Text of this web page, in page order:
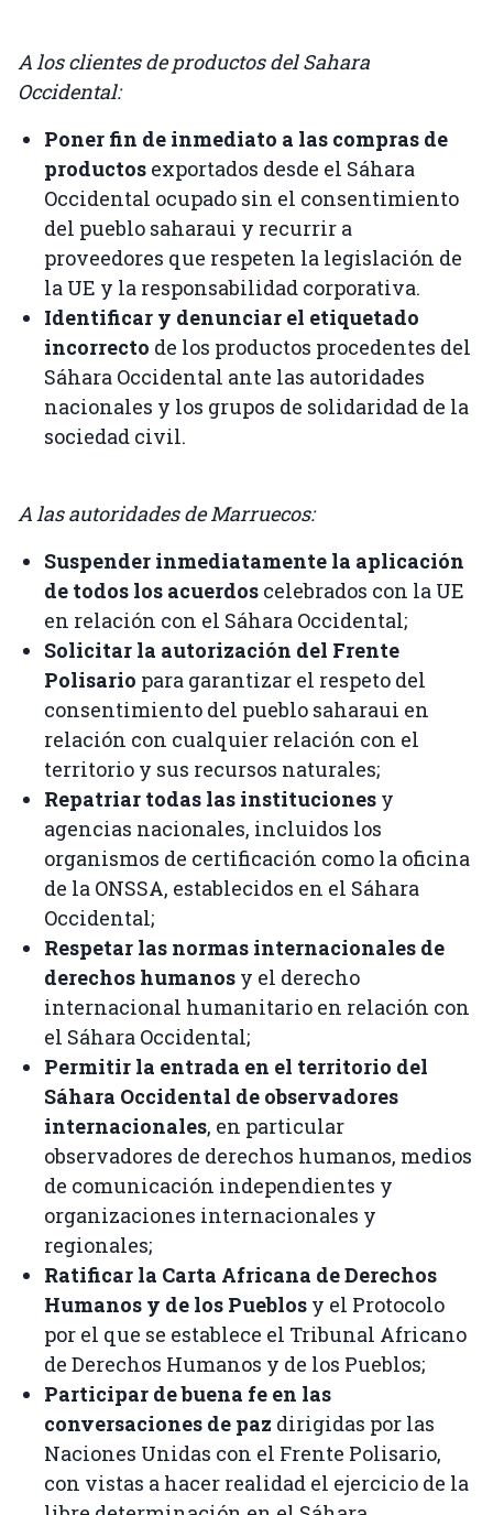
A los clientes de productos del Sahara
Occidental:
Poner fin de inmediato a las compras de
productos exportados desde el Sáhara
Occidental ocupado sin el consentimiento
del pueblo saharaui y recurrir a
proveedores que respeten la legislación de
la UE y la responsabilidad corporativa.
Identificar y denunciar el etiquetado
incorrecto de los productos procedentes del
Sáhara Occidental ante las autoridades
nacionales y los grupos de solidaridad de la
sociedad civil.
A las autoridades de Marruecos:
Suspender inmediatamente la aplicación
de todos los acuerdos celebrados con la UE
en relación con el Sáhara Occidental;
Solicitar la autorización del Frente
Polisario para garantizar el respeto del
consentimiento del pueblo saharaui en
relación con cualquier relación con el
territorio y sus recursos naturales;
Repatriar todas las instituciones y
agencias nacionales, incluidos los
organismos de certificación como la oficina
de la ONSSA, establecidos en el Sáhara
Occidental;
Respetar las normas internacionales de
derechos humanos y el derecho
internacional humanitario en relación con
el Sáhara Occidental;
Permitir la entrada en el territorio del
Sáhara Occidental de observadores
internacionales, en particular
observadores de derechos humanos, medios
de comunicación independientes y
organizaciones internacionales y
regionales;
Ratificar la Carta Africana de Derechos
Humanos y de los Pueblos y el Protocolo
por el que se establece el Tribunal Africano
de Derechos Humanos y de los Pueblos;
Participar de buena fe en las
conversaciones de paz dirigidas por las
Naciones Unidas con el Frente Polisario,
con vistas a hacer realidad el ejercicio de la